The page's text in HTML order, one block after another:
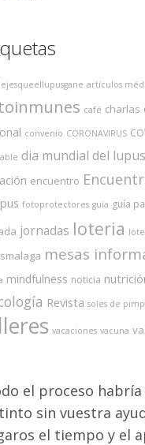
artículos
café charlas
convenio CORONAVIRUS
dia mundial del lupus
encuentro
fotoprotectores guía guía
jornadas loteria
mesas
mindfulness noticia
Revista soles de
vacaciones vacuna
el proceso
sin vuestra
el tiempo y el